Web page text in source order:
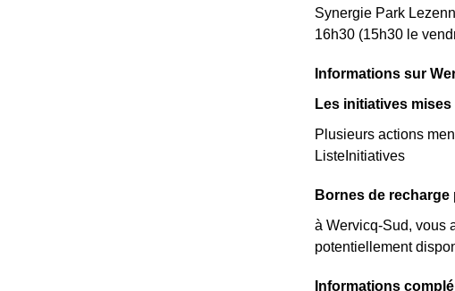
Synergie Park
16h30 (15h30 le
Informations sur
Les initiatives
Plusieurs actions
ListeInitiatives
Bornes de
à Wervicq-Sud, vous
potentiellement
Informations